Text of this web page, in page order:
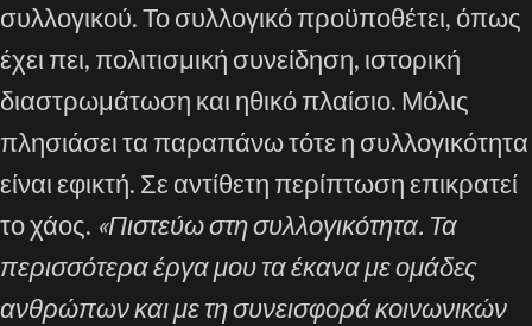
συλλογικού. Το συλλογικό προϋποθέτει, όπως
έχει πει, πολιτισμική συνείδηση, ιστορική
διαστρωμάτωση και ηθικό πλαίσιο. Μόλις
πλησιάσει τα παραπάνω τότε η συλλογικότητα
είναι εφικτή. Σε αντίθετη περίπτωση επικρατεί
το χάος. «Πιστεύω στη συλλογικότητα. Τα
περισσότερα έργα μου τα έκανα με ομάδες
ανθρώπων και με τη συνεισφορά κοινωνικών